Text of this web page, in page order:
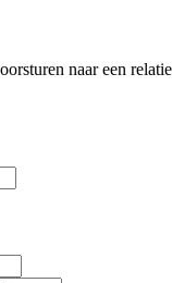
naar een